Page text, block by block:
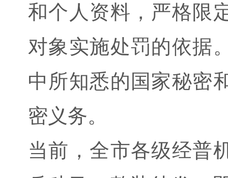
和个人资料，严格限
对象实施处罚的依据
中所知悉的国家秘密
密义务。
当前，全市各级经普